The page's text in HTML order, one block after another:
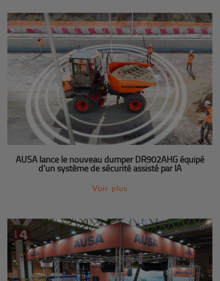
AUSA lance le nouveau dumper DR902AHG équipé
d’un système de sécurité assisté par IA
Voir plus